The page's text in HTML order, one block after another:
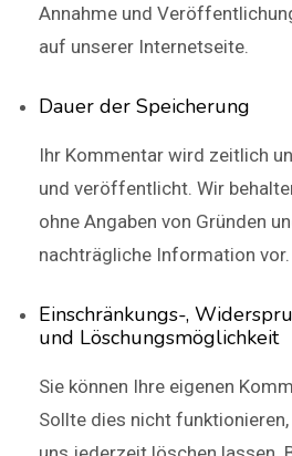
Annahme und
auf unserer Internetseite.
Dauer der Speicherung
Ihr Kommentar wird zeitlich
und veröffentlicht. Wir
ohne Angaben von Gründen
nachträgliche Information vor.
Einschränkungs-,
und Löschungsmöglichkeit
Sie können Ihre eigenen
Sollte dies nicht